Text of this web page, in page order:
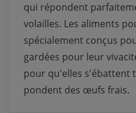
qui répondent
volailles. Les aliments
spécialement conçus
gardées pour leur
pour qu'elles s'ébattent
pondent des œufs frais.